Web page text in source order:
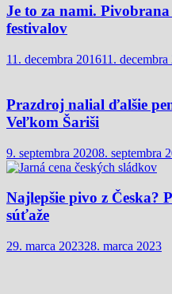
Je to za nami.
festivalov
11. decembra 201611. decembra
Prazdroj nalial ďalšie
Veľkom Šariši
9. septembra 20208. septembra
Najlepšie pivo z Česka?
súťaže
29. marca 202328. marca 2023